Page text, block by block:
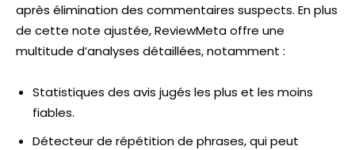
après élimination des commentaires suspects. En plus
de cette note ajustée, ReviewMeta offre une
multitude d’analyses détaillées, notamment :
Statistiques des avis jugés les plus et les moins
fiables.
Détecteur de répétition de phrases, qui peut